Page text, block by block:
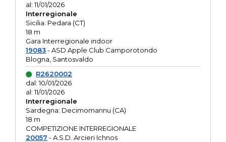
al: 11/01/2026
Interregionale
Sicilia: Pedara (CT)
18 m
Gara Interregionale indoor
19083- ASD Apple Club Camporotondo
Blogna, Santosvaldo
R2620002
dal: 10/01/2026
al: 11/01/2026
Interregionale
Sardegna: Decimomannu (CA)
18 m
COMPETIZIONE INTERREGIONALE
20057 - A.S.D. Arcieri Ichnos